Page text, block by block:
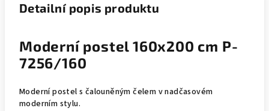
Detailní popis produktu
Moderní postel 160x200 cm P-
7256/160
Moderní postel s čalouněným čelem v nadčasovém
moderním stylu.